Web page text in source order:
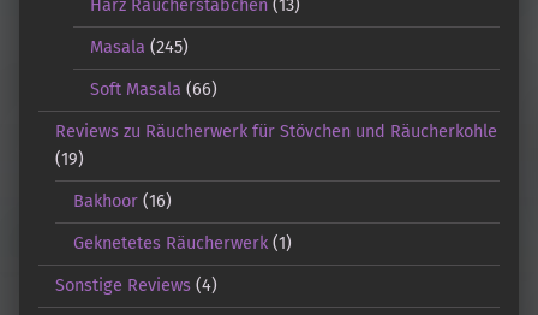
Harz Räucherstäbchen (13)
Masala (245)
Soft Masala (66)
Reviews zu Räucherwerk für Stövchen und Räucherkohle
(19)
Bakhoor(16)
Geknetetes Räucherwerk(1)
Sonstige Reviews (4)